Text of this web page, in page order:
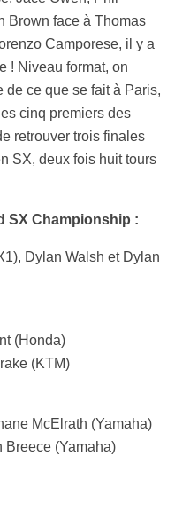
Brown face à Thomas
Camporese, il y a
! Niveau format, on
de ce que se fait à Paris,
cinq premiers des
retrouver trois finales
SX, deux fois huit tours
SX Championship :
Dylan Walsh et Dylan
(Honda)
(KTM)
McElrath (Yamaha)
Breece (Yamaha)